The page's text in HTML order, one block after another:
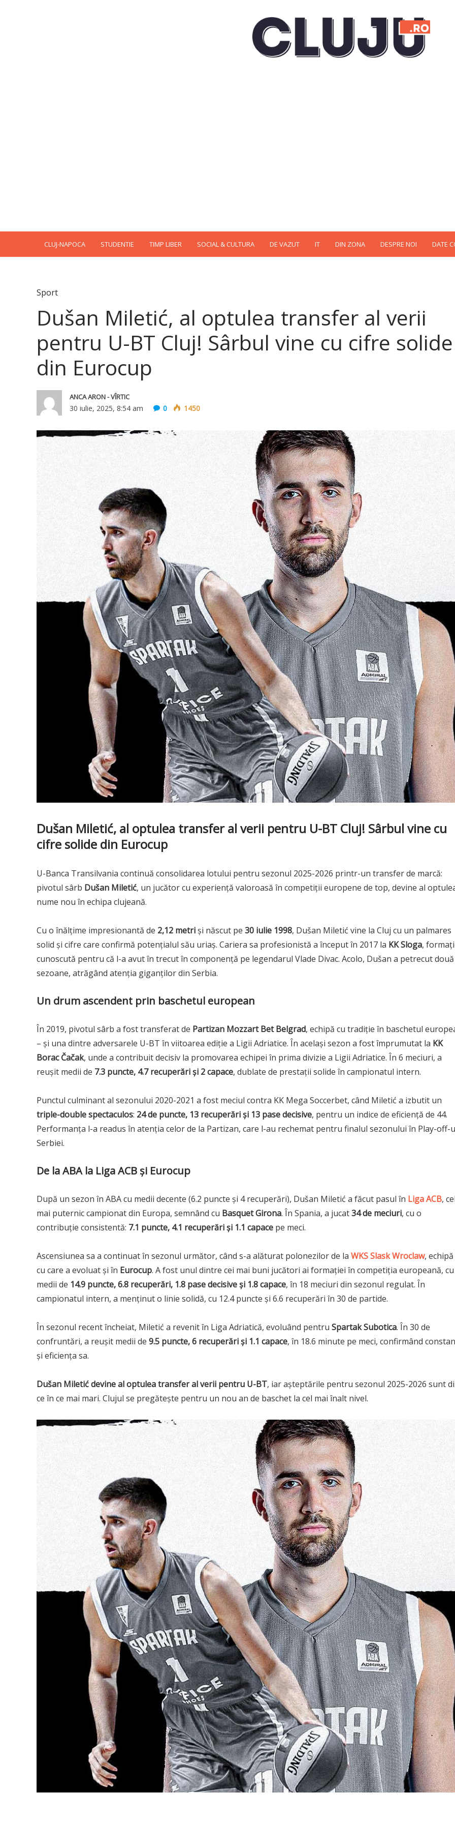
CLUJ-NAPOCA STUDENTIE TIMP LIBER SOCIAL & CULTURA DE VAZUT IT DIN ZONA DESPRE NOI DATE
Sport
Dušan Miletić, al optulea transfer al verii
pentru U-BT Cluj! Sârbul vine cu cifre solide
din Eurocup
ANCA ARON - VÎRTIC
30 iulie, 2025, 8:54 am 0 1450
Dušan Miletić, al optulea transfer al verii pentru U-BT Cluj! Sârbul vine cu
cifre solide din Eurocup
U-Banca Transilvania continuă consolidarea lotului pentru sezonul 2025-2026 printr-un transfer de marcă:
pivotul sârb Dušan Miletić, un jucător cu experiență valoroasă în competiții europene de top, devine al
nume nou în echipa clujeană.
Cu o înălțime impresionantă de 2,12 metriși născut pe 30 iulie 1998, Dušan Miletić vine la Cluj cu un palmares
solid și cifre care confirmă potențialul său uriaș. Cariera sa profesionistă a început în 2017 la KK Sloga,
cunoscută pentru că l-a avut în trecut în componență pe legendarul Vlade Divac. Acolo, Dušan a petrecut două
sezoane, atrăgând atenția giganților din Serbia.
Un drum ascendent prin baschetul european
În 2019, pivotul sârb a fost transferat de Partizan Mozzart Bet Belgrad, echipă cu tradiție în baschetul
– și una dintre adversarele U-BT în viitoarea ediție a Ligii Adriatice. În același sezon a fost împrumutat la KK
Borac Čačak, unde a contribuit decisiv la promovarea echipei în prima divizie a Ligii Adriatice. În 6 meciuri, a
reușit medii de 7.3 puncte, 4.7 recuperări și 2 capace, dublate de prestații solide în campionatul intern.
Punctul culminant al sezonului 2020-2021 a fost meciul contra KK Mega Soccerbet, când Miletić a izbutit un
triple-double spectaculos: 24 de puncte, 13 recuperări și 13 pase decisive, pentru un indice de eficiență de 44.
Performanța l-a readus în atenția celor de la Partizan, care l-au rechemat pentru finalul sezonului în Play-off-
Serbiei.
De la ABA la Liga ACB și Eurocup
După un sezon în ABA cu medii decente (6.2 puncte și 4 recuperări), Dušan Miletić a făcut pasul în Liga ACB,
mai puternic campionat din Europa, semnând cu Basquet Girona. În Spania, a jucat34 de meciuri, cu o
contribuție consistentă: 7.1 puncte, 4.1 recuperări și 1.1 capace pe meci.
Ascensiunea sa a continuat în sezonul următor, când s-a alăturat polonezilor de la WKS Slask Wroclaw, echipă
cu care a evoluat și în Eurocup. A fost unul dintre cei mai buni jucători ai formației în competiția europeană, cu
medii de 14.9 puncte, 6.8 recuperări, 1.8 pase decisive și 1.8 capace, în 18 meciuri din sezonul regulat. În
campionatul intern, a menținut o linie solidă, cu 12.4 puncte și 6.6 recuperări în 30 de partide.
În sezonul recent încheiat, Miletić a revenit în Liga Adriatică, evoluând pentru Spartak Subotica. În 30 de
confruntări, a reușit medii de 9.5 puncte, 6 recuperări și 1.1 capace, în 18.6 minute pe meci, confirmând
și eficiența sa.
Dušan Miletić devine al optulea transfer al verii pentru U-BT, iar așteptările pentru sezonul 2025-2026 sunt
ce în ce mai mari. Clujul se pregătește pentru un nou an de baschet la cel mai înalt nivel.